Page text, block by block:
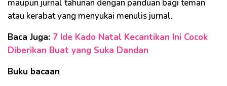
maupun jurnal tahunan dengan panduan bagi teman
atau kerabat yang menyukai menulis jurnal.
Baca Juga: 7 Ide Kado Natal Kecantikan Ini Cocok
Diberikan Buat yang Suka Dandan
Buku bacaan